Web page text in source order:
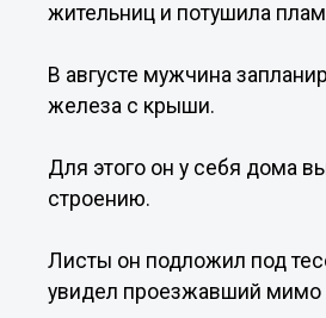
жительниц и потушила
В августе мужчина
железа с крыши.
Для этого он у себя дома
строению.
Листы он подложил под
увидел проезжавший мимо